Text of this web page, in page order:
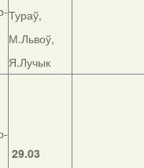
Тураў,
М.Львоў,
Я.Лучык
29.03